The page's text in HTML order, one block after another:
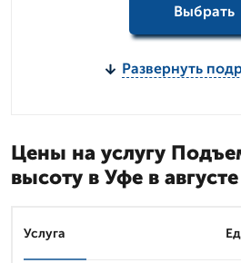
Выбрать
Развернуть
Цены на услугу
высоту в Уфе в
Услуга